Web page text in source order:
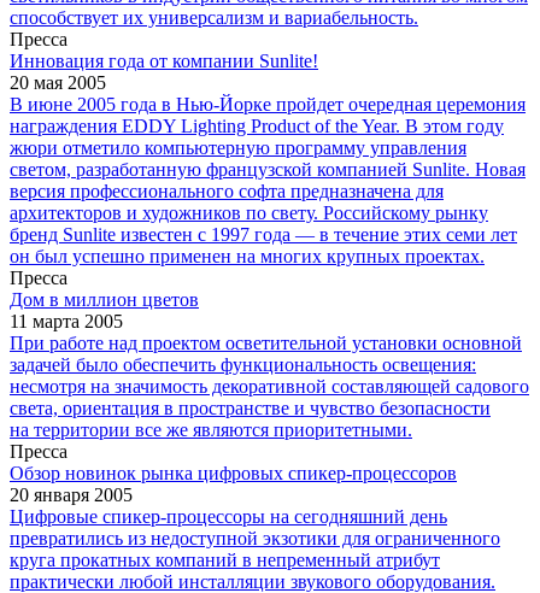
способствует их универсализм и вариабельность.
Пресса
Инновация года от компании Sunlite!
20 мая 2005
В июне 2005 года в Нью-Йорке пройдет очередная церемония
награждения EDDY Lighting Product of the Year. В этом году
жюри отметило компьютерную программу управления
светом, разработанную французской компанией Sunlite. Новая
версия профессионального софта предназначена для
архитекторов и художников по свету. Российскому рынку
бренд Sunlite известен с 1997 года — в течение этих семи лет
он был успешно применен на многих крупных проектах.
Пресса
Дом в миллион цветов
11 марта 2005
При работе над проектом осветительной установки основной
задачей было обеспечить функциональность освещения:
несмотря на значимость декоративной составляющей садового
света, ориентация в пространстве и чувство безопасности
на территории все же являются приоритетными.
Пресса
Обзор новинок рынка цифровых спикер-процессоров
20 января 2005
Цифровые спикер-процессоры на сегодняшний день
превратились из недоступной экзотики для ограниченного
круга прокатных компаний в непременный атрибут
практически любой инсталляции звукового оборудования.